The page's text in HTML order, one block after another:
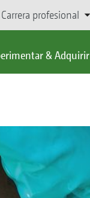
Carrera profesional
& Adquirir